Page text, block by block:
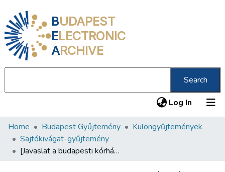
BUDAPEST
ELECTRONIC
ARCHIVE
Search
Log In (current)
Communities & Collections
All of DSpace
Home Budapest Gyűjtemény
Különgyűjtemények
Sajtókivágat-gyűjtemény
[Javaslat a budapesti kórházak nevének megváltoztatására]